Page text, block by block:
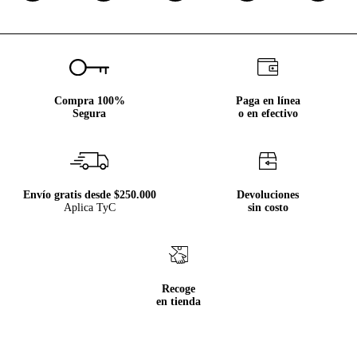
Compra 100%
Segura
Paga en línea
o en efectivo
Envío gratis desde $250.000
Aplica TyC
Devoluciones
sin costo
Recoge
en tienda